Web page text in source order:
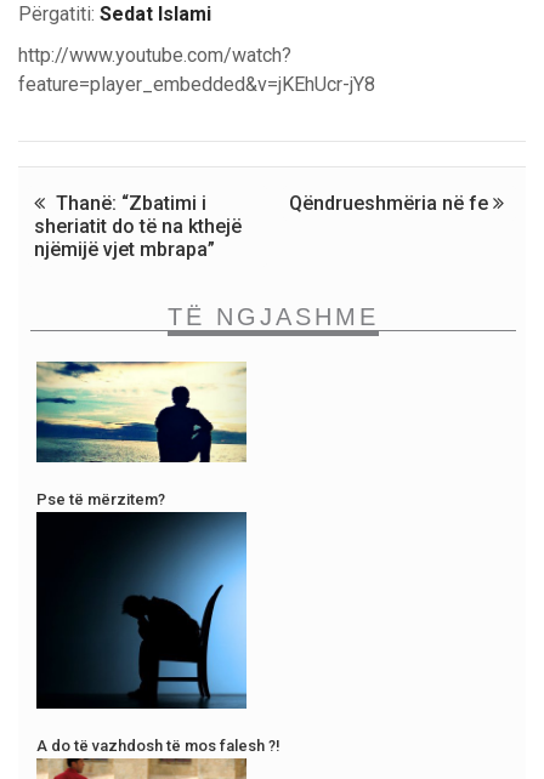
Përgatiti: Sedat Islami
http://www.youtube.com/watch?
feature=player_embedded&v=jKEhUcr-jY8
Thanë: “Zbatimi i
sheriatit do të na kthejë
njëmijë vjet mbrapa”
Qëndrueshmëria në fe
TË NGJASHME
Pse të mërzitem?
A do të vazhdosh të mos falesh ?!